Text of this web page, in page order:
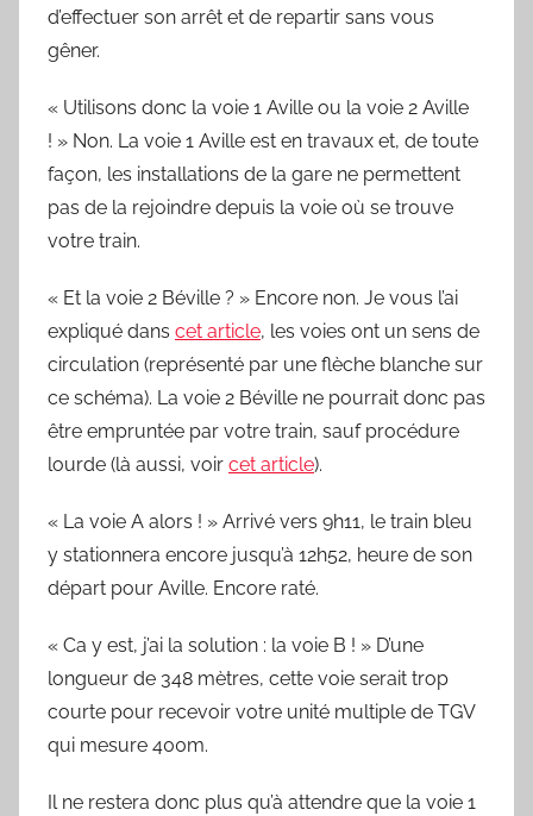
d’effectuer son arrêt et de repartir sans vous
gêner.
« Utilisons donc la voie 1 Aville ou la voie 2 Aville
! » Non. La voie 1 Aville est en travaux et, de toute
façon, les installations de la gare ne permettent
pas de la rejoindre depuis la voie où se trouve
votre train.
« Et la voie 2 Béville ? » Encore non. Je vous l’ai
expliqué dans cet article, les voies ont un sens de
circulation (représenté par une flèche blanche sur
ce schéma). La voie 2 Béville ne pourrait donc pas
être empruntée par votre train, sauf procédure
lourde (là aussi, voir cet article).
« La voie A alors ! » Arrivé vers 9h11, le train bleu
y stationnera encore jusqu’à 12h52, heure de son
départ pour Aville. Encore raté.
« Ca y est, j’ai la solution : la voie B ! » D’une
longueur de 348 mètres, cette voie serait trop
courte pour recevoir votre unité multiple de TGV
qui mesure 400m.
Il ne restera donc plus qu’à attendre que la voie 1